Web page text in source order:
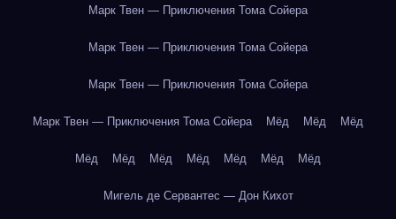
Марк Твен — Приключения Тома Сойера
Марк Твен — Приключения Тома Сойера
Марк Твен — Приключения Тома Сойера
Марк Твен — Приключения Тома Сойера Мёд Мёд Мёд
Мёд Мёд Мёд Мёд Мёд Мёд Мёд
Мигель де Сервантес — Дон Кихот